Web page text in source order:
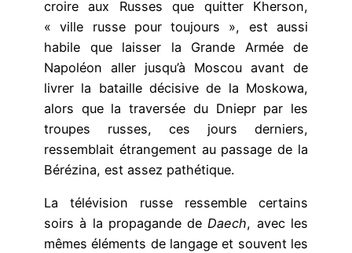
croire aux Russes que quitter Kherson,
« ville russe pour toujours », est aussi
habile que laisser la Grande Armée de
Napoléon aller jusqu’à Moscou avant de
livrer la bataille décisive de la Moskowa,
alors que la traversée du Dniepr par les
troupes russes, ces jours derniers,
ressemblait étrangement au passage de la
Bérézina, est assez pathétique.
La télévision russe ressemble certains
soirs à la propagande deDaech, avec les
mêmes éléments de langage et souvent les